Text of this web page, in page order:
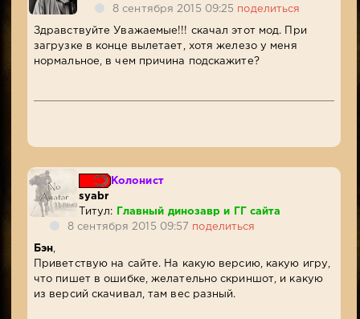
8 сентября 2015 09:25 поделиться
Здравствуйте Уважаемые!!! скачал этот мод. При
загрузке в конце вылетает, хотя железо у меня
нормальное, в чем причина подскажите?
Колонист
syabr
Титул:
Главный динозавр и ГГ сайта
8 сентября 2015 09:57 поделиться
Бэн
Приветствую на сайте. На какую версию, какую игру,
что пишет в ошибке, желательно скриншот, и какую
из версий скачивал, там вес разный.